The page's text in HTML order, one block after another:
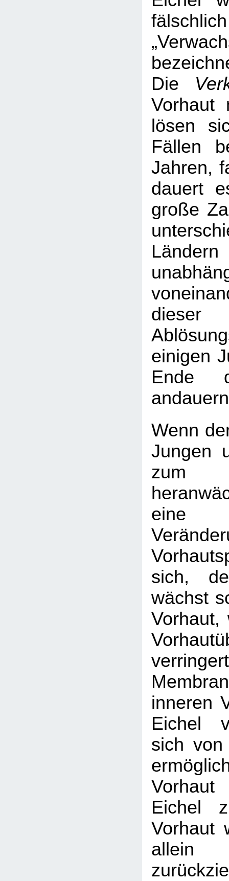
Die
Vorhaut
lösen
Fällen
Jahren,
dauert
große
einigen
Ende
Wenn
Jungen
eine
sich,
wächst
Vorhaut,
inneren
Eichel
sich
Eichel
Vorhaut
allein